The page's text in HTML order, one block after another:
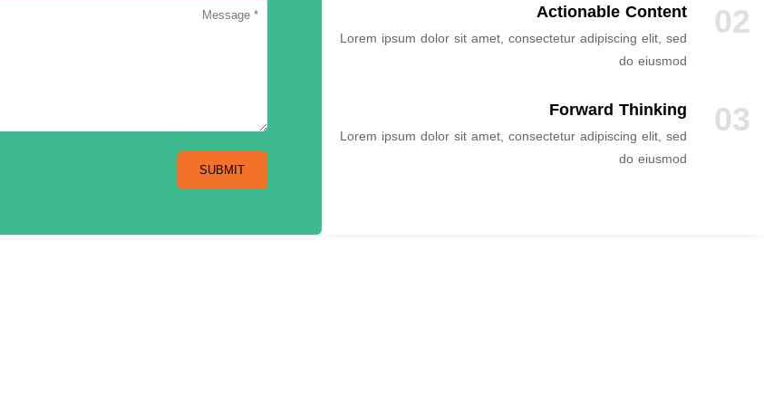
02
Actionable Content
Lorem ipsum dolor sit amet, consectetur adipiscing elit, sed
do eiusmod
03
Forward Thinking
Lorem ipsum dolor sit amet, consectetur adipiscing elit, sed
do eiusmod